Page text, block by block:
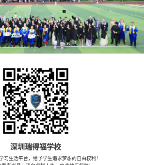
深圳瑞得福学校
习生活平台，给予学生追求梦想的自由权利！